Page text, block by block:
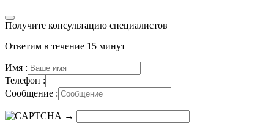
Получите консультацию специалистов
Ответим в течение 15 минут
Имя :
Телефон :
Сообщение :
→